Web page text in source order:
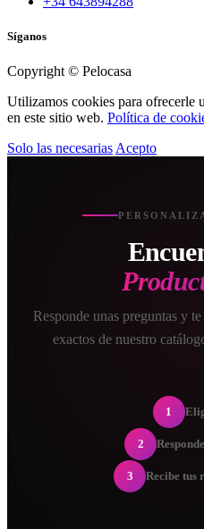
Síganos
Copyright © Pelocasa
Utilizamos cookies para ofrecerle
en este sitio web. Política de
Solo las necesarias Acepto
Responde unas preguntas y
exactos de nuestro
1
2
3 Recibe tus